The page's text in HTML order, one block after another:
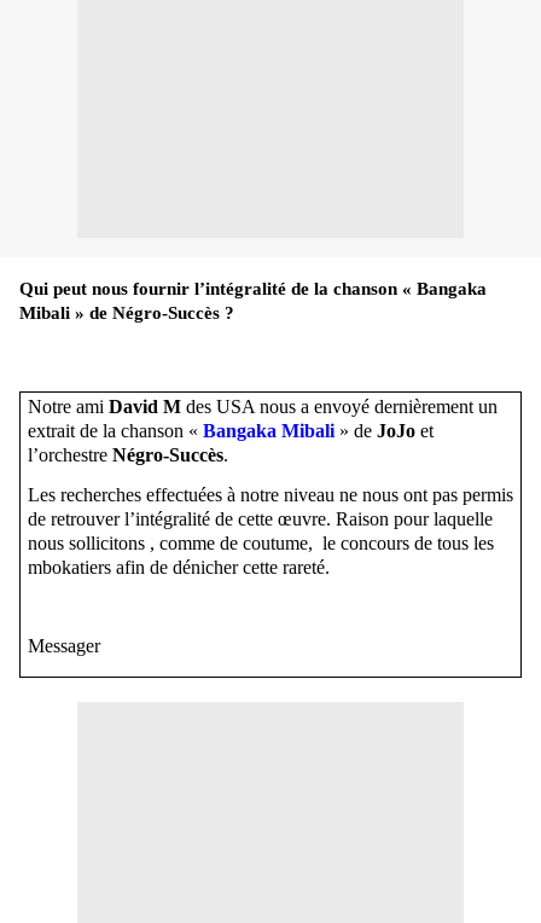
Qui peut nous fournir l’intégralité de la chanson « Bangaka
Mibali » de Négro-Succès ?
Notre ami David Mdes USA nous a envoyé dernièrement un
extrait de la chanson « Bangaka Mibali» de JoJoet
l’orchestre Négro-Succès.
Les recherches effectuées à notre niveau ne nous ont pas permis
de retrouver l’intégralité de cette œuvre. Raison pour laquelle
nous sollicitons , comme de coutume, le concours de tous les
mbokatiers afin de dénicher cette rareté.
Messager